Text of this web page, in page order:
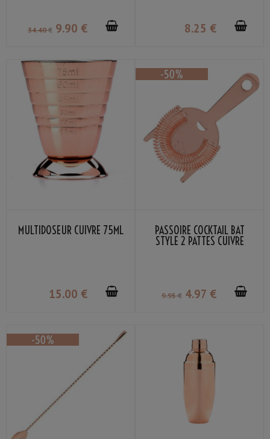
34.40 € 9.90 € 8.25 €
MULTIDOSEUR CUIVRE 75ML
15.00 €
PASSOIRE COCKTAIL BAT
STYLE 2 PATTES CUIVRE
9.95 € 4.97 €